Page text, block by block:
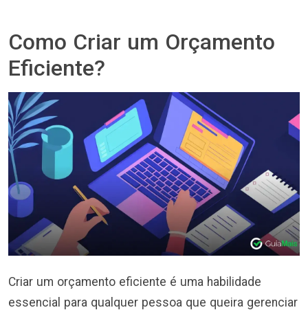
Como Criar um Orçamento
Eficiente?
Criar um orçamento eficiente é uma habilidade
essencial para qualquer pessoa que queira gerenciar